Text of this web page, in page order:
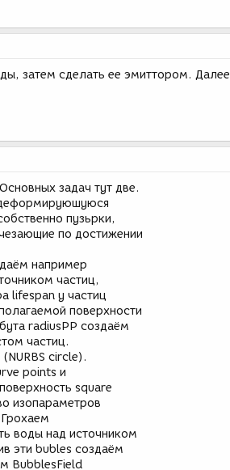
затем сделать ее эмиттором. Далее
задач тут две.
деформируюшуюся
пузьрки,
по достижении
например
частиц,
lifespan у частиц
поверхности
radiusPP создаём
частиц.
circle).
points и
square
изопараметров
воды над источником
эти bubles создаём
BubblesField